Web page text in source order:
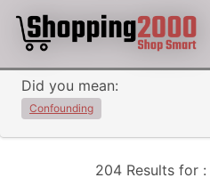
Did you mean:
Confounding
204 Results for :